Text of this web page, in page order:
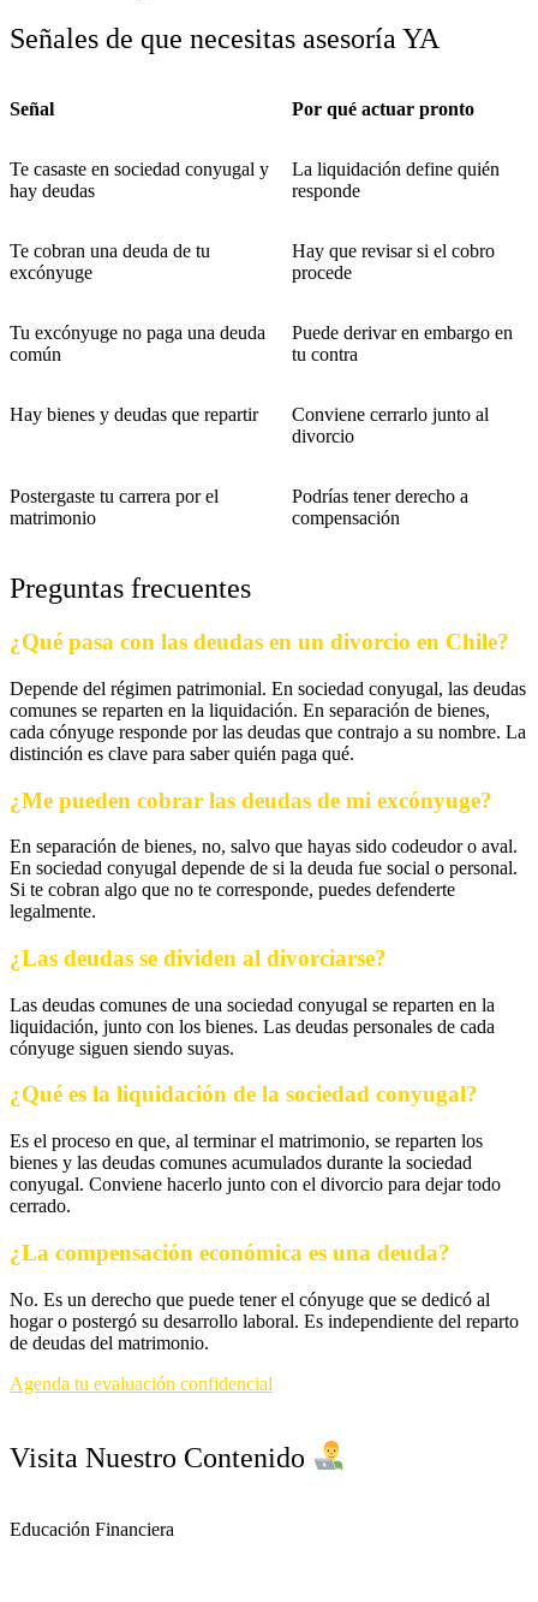
Señales de que necesitas asesoría YA
Señal Por qué actuar pronto
Te casaste en sociedad conyugal y
hay deudas
La liquidación define quién
responde
Te cobran una deuda de tu
excónyuge
Hay que revisar si el cobro
procede
Tu excónyuge no paga una deuda
común
Puede derivar en embargo en
tu contra
Hay bienes y deudas que repartir
Conviene cerrarlo junto al
divorcio
Postergaste tu carrera por el
matrimonio
Podrías tener derecho a
compensación
Preguntas frecuentes
¿Qué pasa con las deudas en un divorcio en Chile?
Depende del régimen patrimonial. En sociedad conyugal, las deudas
comunes se reparten en la liquidación. En separación de bienes,
cada cónyuge responde por las deudas que contrajo a su nombre. La
distinción es clave para saber quién paga qué.
¿Me pueden cobrar las deudas de mi excónyuge?
En separación de bienes, no, salvo que hayas sido codeudor o aval.
En sociedad conyugal depende de si la deuda fue social o personal.
Si te cobran algo que no te corresponde, puedes defenderte
legalmente.
¿Las deudas se dividen al divorciarse?
Las deudas comunes de una sociedad conyugal se reparten en la
liquidación, junto con los bienes. Las deudas personales de cada
cónyuge siguen siendo suyas.
¿Qué es la liquidación de la sociedad conyugal?
Es el proceso en que, al terminar el matrimonio, se reparten los
bienes y las deudas comunes acumulados durante la sociedad
conyugal. Conviene hacerlo junto con el divorcio para dejar todo
cerrado.
¿La compensación económica es una deuda?
No. Es un derecho que puede tener el cónyuge que se dedicó al
hogar o postergó su desarrollo laboral. Es independiente del reparto
de deudas del matrimonio.
Agenda tu evaluación confidencial
Visita Nuestro Contenido
Educación Financiera